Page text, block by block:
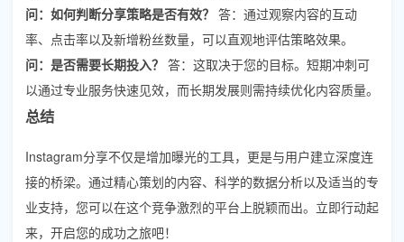
问：如何判断分享策略是否有效？ 答：通过观察内容的互动
率、点击率以及新增粉丝数量，可以直观地评估策略效果。
问：是否需要长期投入？ 答：这取决于您的目标。短期冲刺可
以通过专业服务快速见效，而长期发展则需持续优化内容质量。
总结
Instagram分享不仅是增加曝光的工具，更是与用户建立深度连
接的桥梁。通过精心策划的内容、科学的数据分析以及适当的专
业支持，您可以在这个竞争激烈的平台上脱颖而出。立即行动起
来，开启您的成功之旅吧！